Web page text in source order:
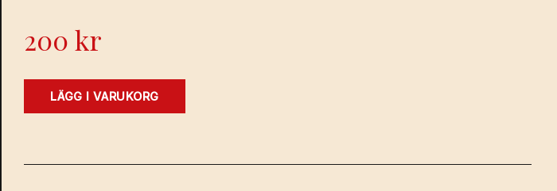
200kr
Hemmets
göra
LÄGG I VARUKORG